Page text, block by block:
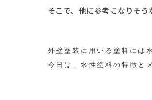
そこで、他に参考になりそ
外壁塗装に用いる塗料には
今日は、水性塗料の特徴と